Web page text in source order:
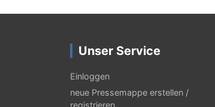
Unser Service
Einloggen
neue Pressemappe erstellen /
registrieren